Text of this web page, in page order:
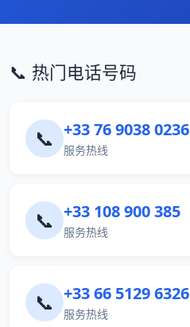
📞 热门电话号码
📞 +33 76 9038 0236
服务热线
📞 +33 108 900 385
服务热线
📞 +33 66 5129 6326
服务热线